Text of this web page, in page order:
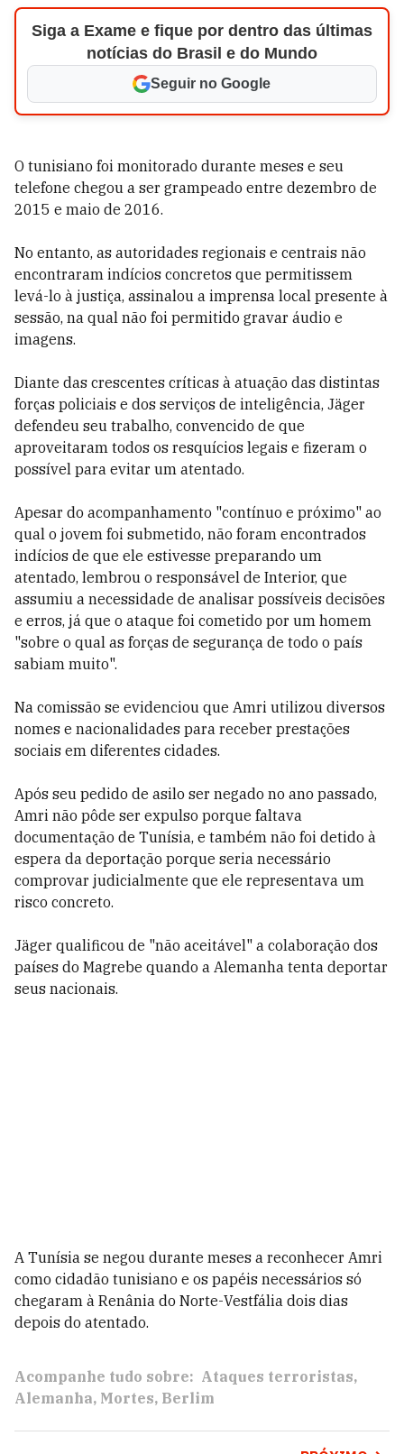
Siga a Exame e fique por dentro das últimas
notícias do Brasil e do Mundo
Seguir no Google
O tunisiano foi monitorado durante meses e seu
telefone chegou a ser grampeado entre dezembro de
2015 e maio de 2016.
No entanto, as autoridades regionais e centrais não
encontraram indícios concretos que permitissem
levá-lo à justiça, assinalou a imprensa local presente à
sessão, na qual não foi permitido gravar áudio e
imagens.
Diante das crescentes críticas à atuação das distintas
forças policiais e dos serviços de inteligência, Jäger
defendeu seu trabalho, convencido de que
aproveitaram todos os resquícios legais e fizeram o
possível para evitar um atentado.
Apesar do acompanhamento "contínuo e próximo" ao
qual o jovem foi submetido, não foram encontrados
indícios de que ele estivesse preparando um
atentado, lembrou o responsável de Interior, que
assumiu a necessidade de analisar possíveis decisões
e erros, já que o ataque foi cometido por um homem
"sobre o qual as forças de segurança de todo o país
sabiam muito".
Na comissão se evidenciou que Amri utilizou diversos
nomes e nacionalidades para receber prestações
sociais em diferentes cidades.
Após seu pedido de asilo ser negado no ano passado,
Amri não pôde ser expulso porque faltava
documentação de Tunísia, e também não foi detido à
espera da deportação porque seria necessário
comprovar judicialmente que ele representava um
risco concreto.
Jäger qualificou de "não aceitável" a colaboração dos
países do Magrebe quando a Alemanha tenta deportar
seus nacionais.
A Tunísia se negou durante meses a reconhecer Amri
como cidadão tunisiano e os papéis necessários só
chegaram à Renânia do Norte-Vestfália dois dias
depois do atentado.
Acompanhe tudo sobre: Ataques terroristas
Alemanha Mortes Berlim